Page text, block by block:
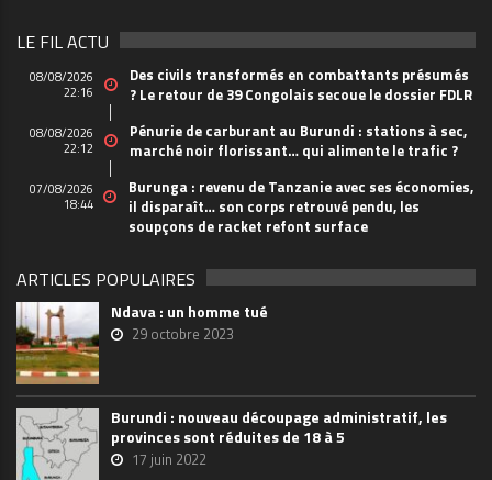
LE FIL ACTU
08/08/2026
22:16
Des civils transformés en combattants présumés
? Le retour de 39 Congolais secoue le dossier FDLR
08/08/2026
22:12
Pénurie de carburant au Burundi : stations à sec,
marché noir florissant… qui alimente le trafic ?
07/08/2026
18:44
Burunga : revenu de Tanzanie avec ses économies,
il disparaît… son corps retrouvé pendu, les
soupçons de racket refont surface
ARTICLES POPULAIRES
Ndava : un homme tué
29 octobre 2023
Burundi : nouveau découpage administratif, les
provinces sont réduites de 18 à 5
17 juin 2022